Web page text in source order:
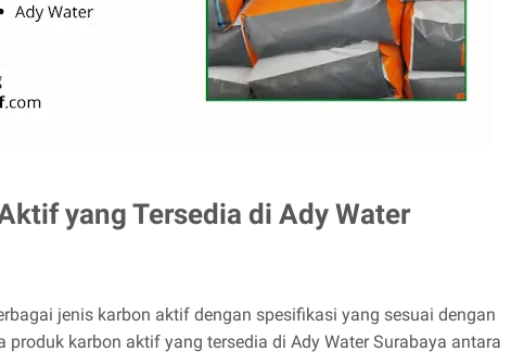
yang Tersedia di Ady Water
jenis karbon aktif dengan spesifikasi yang sesuai dengan
produk karbon aktif yang tersedia di Ady Water Surabaya antara